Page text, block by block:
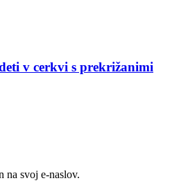
v cerkvi s prekrižanimi
na svoj e-naslov.